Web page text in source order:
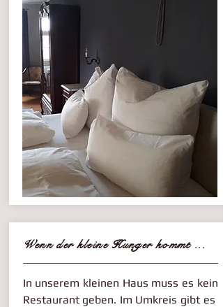
Wenn der kleine Hunger kommt ...
In unserem kleinen Haus muss es kein
Restaurant geben. Im Umkreis gibt es